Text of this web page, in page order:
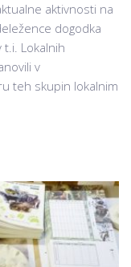
aktivnosti na
dogodka
Lokalnih
v
teh skupin lokalnim